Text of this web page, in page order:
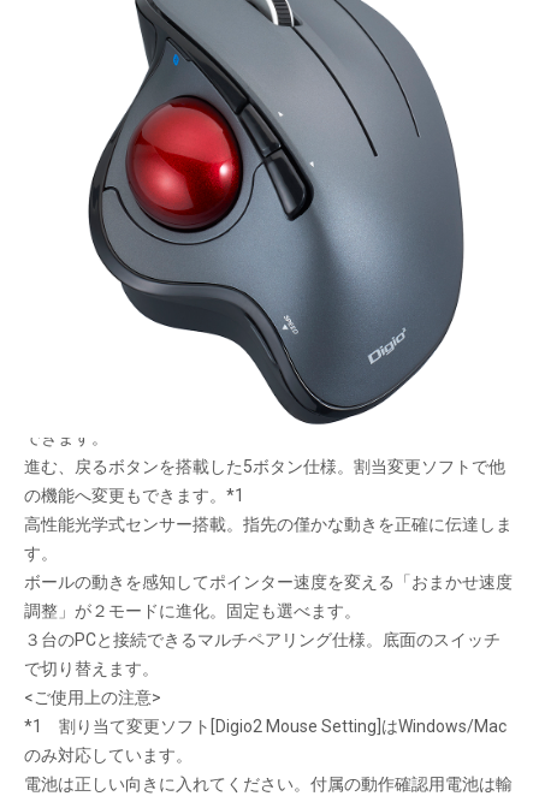
選べる2つの傾斜角度
メーカー希望小売価格：
¥10,400 + 税
生産終了品
楽楽操作のトラックボールマウス。本体を動かさなくていいので
長時間PC操作が楽になります。机以外の場所で操作できます。
角度が変わる(10°)スタンド付き。気分や操作感を変えることが
できます。
進む、戻るボタンを搭載した5ボタン仕様。割当変更ソフトで他
の機能へ変更もできます。*1
高性能光学式センサー搭載。指先の僅かな動きを正確に伝達しま
す。
ボールの動きを感知してポインター速度を変える「おまかせ速度
調整」が２モードに進化。固定も選べます。
３台のPCと接続できるマルチペアリング仕様。底面のスイッチ
で切り替えます。
<ご使用上の注意>
*1 割り当て変更ソフト[Digio2 Mouse Setting]はWindows/Mac
のみ対応しています。
電池は正しい向きに入れてください。付属の動作確認用電池は輸